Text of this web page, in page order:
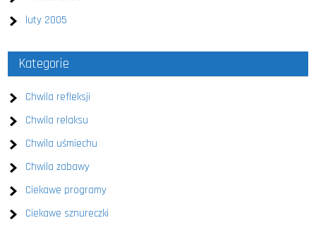
luty 2005
Kategorie
Chwila refleksji
Chwila relaksu
Chwila uśmiechu
Chwila zabawy
Ciekawe programy
Ciekawe sznureczki